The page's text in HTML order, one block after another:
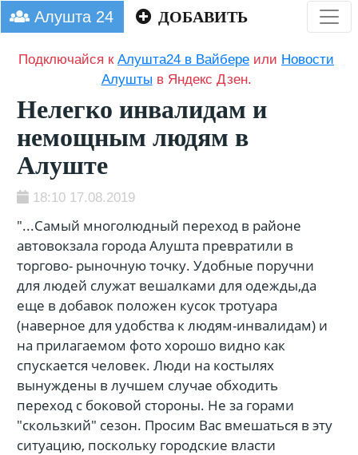
Алушта 24 ДОБАВИТЬ
Подключайся кАлушта24 в Вайбере или Новости
Алушты в Яндекс Дзен.
Нелегко инвалидам и
немощным людям в
Алуште
18:10 17.08.2019
"...Самый многолюдный переход в районе
автовокзала города Алушта превратили в
торгово- рыночную точку. Удобные поручни
для людей служат вешалками для одежды,да
еще в добавок положен кусок тротуара
(наверное для удобства к людям-инвалидам) и
на прилагаемом фото хорошо видно как
спускается человек. Люди на костылях
вынуждены в лучшем случае обходить
переход с боковой стороны. Не за горами
"скользкий" сезон. Просим Вас вмешаться в эту
ситуацию, поскольку городские власти